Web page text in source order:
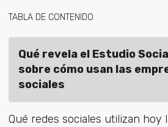
TABLA DE CONTENIDO
Qué revela el Estudio
sobre cómo usan las
sociales
Qué redes sociales utilizan hoy